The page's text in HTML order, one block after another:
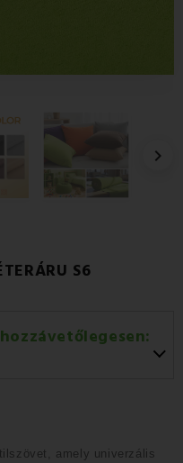

S6
, amely univerzális